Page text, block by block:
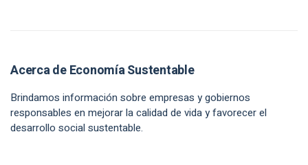
Acerca de Economía Sustentable
Brindamos información sobre empresas y gobiernos
responsables en mejorar la calidad de vida y favorecer el
desarrollo social sustentable.